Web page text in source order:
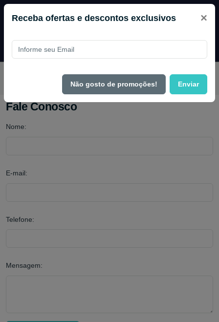
PIX e ganhe 14% OFF em todo o site no mês de
Agosto.
Fale Conosco
Nome:
E-mail:
Telefone:
Mensagem:
Receba ofertas e descontos exclusivos ×
Não gosto de promoções! Enviar